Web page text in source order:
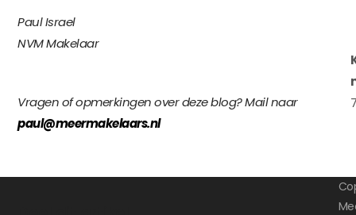
Paul Israel
NVM Makelaar
Vragen of opmerkingen over deze blog? Mail naar
paul@meermakelaars.nl